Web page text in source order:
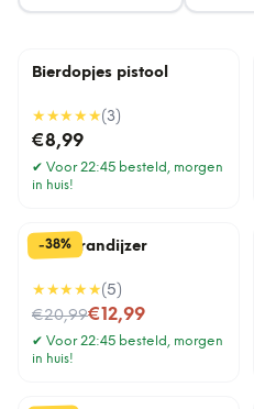
Bierdopjes pistool
★★★★★(3)
€8,99
✔ Voor 22:45 besteld, morgen
in huis!
-38%
BBQ brandijzer
★★★★★( 5 )
€20,99
Nu voor€12,99
✔ Voor 22:45 besteld, morgen
in huis!